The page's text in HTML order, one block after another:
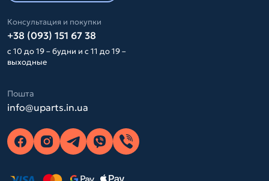
Консультация и покупки
+38 (093) 151 67 38
с 10 до 19 – будни и с 11 до 19 –
выходные
Пошта
info@uparts.in.ua